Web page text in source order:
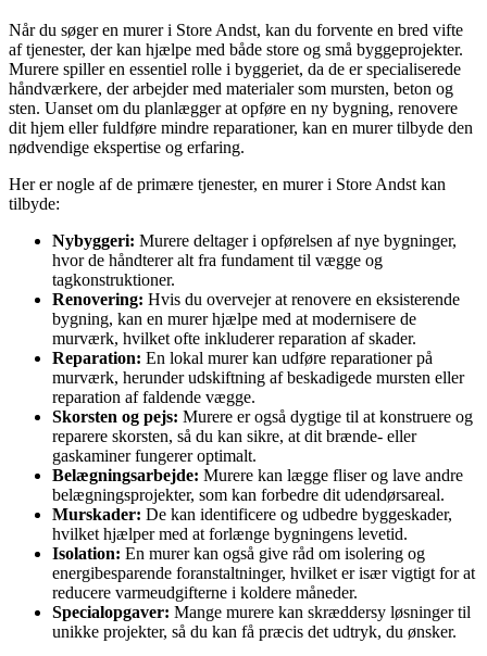
Når du søger en murer i Store Andst, kan du forvente en bred vifte
af tjenester, der kan hjælpe med både store og små byggeprojekter.
Murere spiller en essentiel rolle i byggeriet, da de er specialiserede
håndværkere, der arbejder med materialer som mursten, beton og
sten. Uanset om du planlægger at opføre en ny bygning, renovere
dit hjem eller fuldføre mindre reparationer, kan en murer tilbyde den
nødvendige ekspertise og erfaring.
Her er nogle af de primære tjenester, en murer i Store Andst kan
tilbyde:
Nybyggeri: Murere deltager i opførelsen af nye bygninger,
hvor de håndterer alt fra fundament til vægge og
tagkonstruktioner.
Renovering: Hvis du overvejer at renovere en eksisterende
bygning, kan en murer hjælpe med at modernisere de
murværk, hvilket ofte inkluderer reparation af skader.
Reparation: En lokal murer kan udføre reparationer på
murværk, herunder udskiftning af beskadigede mursten eller
reparation af faldende vægge.
Skorsten og pejs: Murere er også dygtige til at konstruere og
reparere skorsten, så du kan sikre, at dit brænde- eller
gaskaminer fungerer optimalt.
Belægningsarbejde: Murere kan lægge fliser og lave andre
belægningsprojekter, som kan forbedre dit udendørsareal.
Murskader: De kan identificere og udbedre byggeskader,
hvilket hjælper med at forlænge bygningens levetid.
Isolation: En murer kan også give råd om isolering og
energibesparende foranstaltninger, hvilket er især vigtigt for at
reducere varmeudgifterne i koldere måneder.
Specialopgaver: Mange murere kan skræddersy løsninger til
unikke projekter, så du kan få præcis det udtryk, du ønsker.